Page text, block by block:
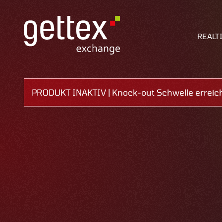
PRODUKT INAKTIV | Knock-out Schwelle